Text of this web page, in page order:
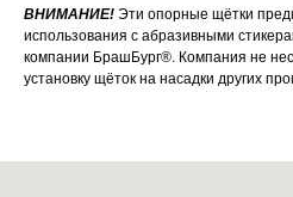
ВНИМАНИЕ! Эти опорные щётки
использования с абразивными
компании БрашБург®. Компания не
установку щёток на насадки других